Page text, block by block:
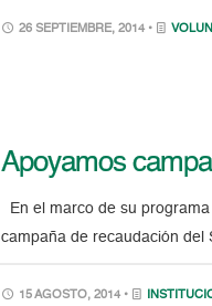
26 SEPTIEMBRE, 2014 •
Apoyamos
En el marco de su
campaña de recaudación
15 AGOSTO, 2014 •